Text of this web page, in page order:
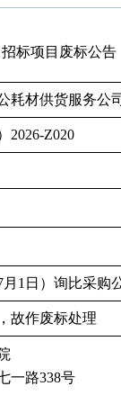
标项目废标公告
耗材供货服务公
2026-Z020
1日）询比采购
故作废标处理
一路338号